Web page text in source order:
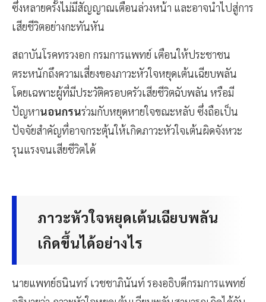
ซึ่งหลายครั้งไม่มีสัญญาณเตือนล่วงหน้า และอาจนำไปสู่การ
เสียชีวิตอย่างกะทันหัน
สถาบันโรคทรวงอก กรมการแพทย์ เตือนให้ประชาชน
ตระหนักถึงความเสี่ยงของภาวะหัวใจหยุดเต้นเฉียบพลัน
โดยเฉพาะผู้ที่มีประวัติครอบครัวเสียชีวิตฉับพลัน หรือมี
ปัญหานอนกรนร่วมกับหยุดหายใจขณะหลับ ซึ่งถือเป็น
ปัจจัยสำคัญที่อาจกระตุ้นให้เกิดภาวะหัวใจเต้นผิดจังหวะ
รุนแรงจนเสียชีวิตได้
ภาวะหัวใจหยุดเต้นเฉียบพลัน
เกิดขึ้นได้อย่างไร
นายแพทย์ธนินทร์ เวชชาภินันท์ รองอธิบดีกรมการแพทย์